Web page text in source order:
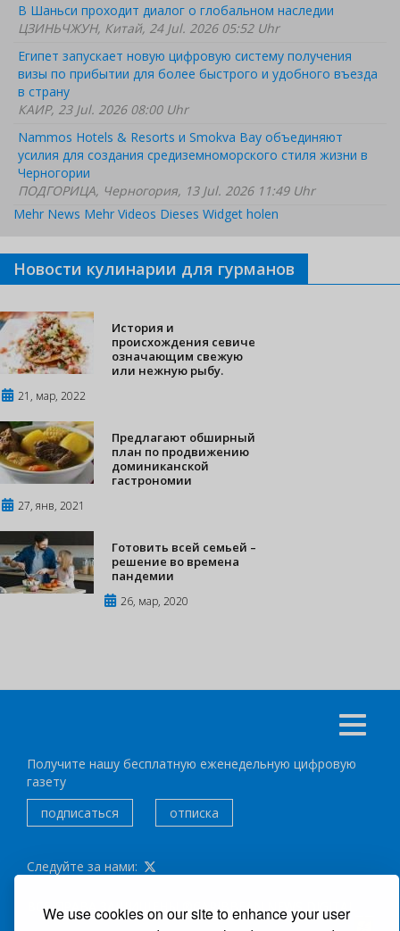
We use cookies on our site to enhance your user
В Шаньси проходит диалог о глобальном наследии
ЦЗИНЬЧЖУН, Китай, 24 Jul. 2026 05:52 Uhr
Египет запускает новую цифровую систему получения
визы по прибытии для более быстрого и удобного въезда
в страну
КАИР, 23 Jul. 2026 08:00 Uhr
Nammos Hotels & Resorts и Smokva Bay объединяют
усилия для создания средиземноморского стиля жизни в
Черногории
ПОДГОРИЦА, Черногория, 13 Jul. 2026 11:49 Uhr
Mehr News Mehr Videos Dieses Widget holen
Новости кулинарии для гурманов
История и
происхождения севиче
означающим свежую
или нежную рыбу.
21, мар, 2022
Предлагают обширный
план по продвижению
доминиканской
гастрономии
27, янв, 2021
Готовить всей семьей –
решение во времена
пандемии
26, мар, 2020
Получите нашу бесплатную еженедельную цифровую
газету
подписаться
отписка
Следуйте за нами:
ВСЕ ПРАВА ЗАЩИЩЕНЫ ®CARIBBEAN NEWS DIGITAL.